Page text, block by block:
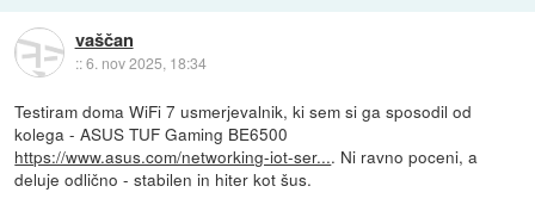
vaščan
::6. nov 2025, 18:34
Testiram doma WiFi 7 usmerjevalnik, ki sem si ga sposodil od
kolega - ASUS TUF Gaming BE6500
https://www.asus.com/networking-iot-ser.... Ni ravno poceni, a
deluje odlično - stabilen in hiter kot šus.